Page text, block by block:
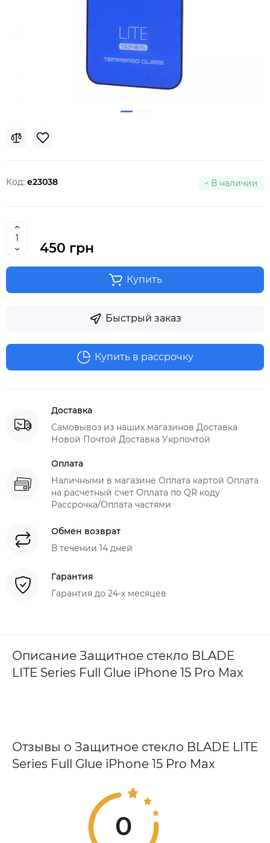
Код: e23038 В наличии
450 грн
Купить
Быстрый заказ
Купить в рассрочку
Доставка
Самовывоз из наших магазинов Доставка
Новой Почтой Доставка Укрпочтой
Оплата
Наличными в магазине Оплата картой Оплата
на расчетный счет Оплата по QR коду
Рассрочка/Оплата частями
Обмен возврат
В течении 14 дней
Гарантия
Гарантия до 24-х месяцев
Описание Защитное стекло BLADE
LITE Series Full Glue iPhone 15 Pro Max
Отзывы о Защитное стекло BLADE LITE
Series Full Glue iPhone 15 Pro Max
0